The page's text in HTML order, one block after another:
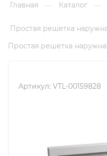
Главная — Каталог —
Простая решетка
Простая решетка
Артикул: VTL-00159828